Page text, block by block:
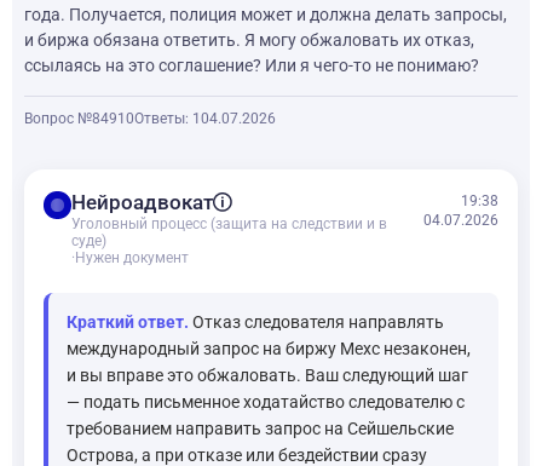
года. Получается, полиция может и должна делать запросы,
и биржа обязана ответить. Я могу обжаловать их отказ,
ссылаясь на это соглашение? Или я чего-то не понимаю?
Вопрос №84910Ответы: 1 04.07.2026
balanceНейроадвокат
Уголовный процесс (защита на следствии и в
суде)
· Нужен документ
19:38
04.07.2026
Краткий ответ. Отказ следователя направлять
международный запрос на биржу Mexc незаконен,
и вы вправе это обжаловать. Ваш следующий шаг
— подать письменное ходатайство следователю с
требованием направить запрос на Сейшельские
Острова, а при отказе или бездействии сразу